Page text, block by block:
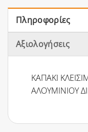
Πληροφορίες
Αξιολογήσεις
ΚΑΠΑΚΙ
ΑΛΟΥΜΙΝΙΟΥ